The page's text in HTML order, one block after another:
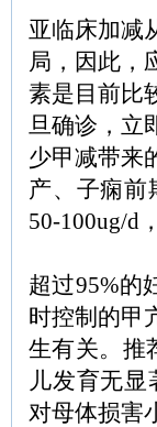
亚临床加减
局，因此，
素是目前比
旦确诊，立
少甲减带来
产、子痫前
50-100ug/d
超过95%的
时控制的甲
生有关。推
儿发育无
对母体损害